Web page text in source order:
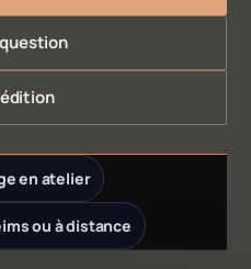
en atelier
ou à distance